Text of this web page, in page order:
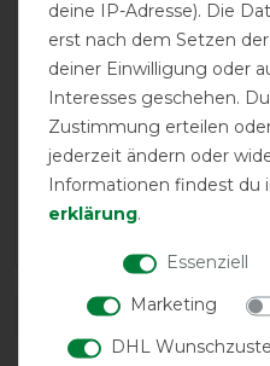
LATEST
18.10.2025
Die beste Fliegenmaske für
05.09.2024
Die beste Fliegenmaske für
robust und dabei schön
DETAILS ZUR
deine IP-Adresse). Die
erst nach dem Setzen
deiner Einwilligung oder
Interesses geschehen.
Zustimmung erteilen
jederzeit ändern oder
Informationen findest du
erklärung.
Essenziell
Marketing
DHL